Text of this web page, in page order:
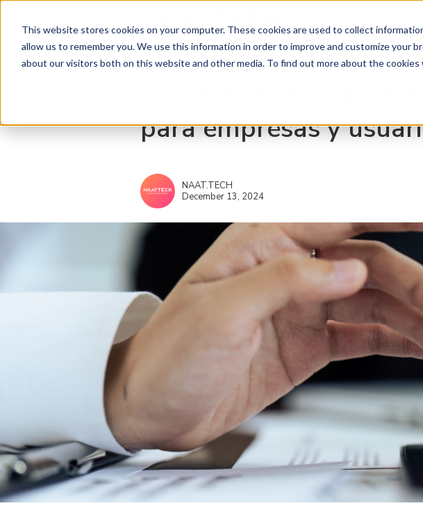
This website stores cookies on your computer. These cookies are used to collect
allow us to remember you. We use this information in order to improve and customize your
about our visitors both on this website and other media. To find out more about the cookies
Por qué la firma
para empresas y
NAAT.TECH
December 13, 2024